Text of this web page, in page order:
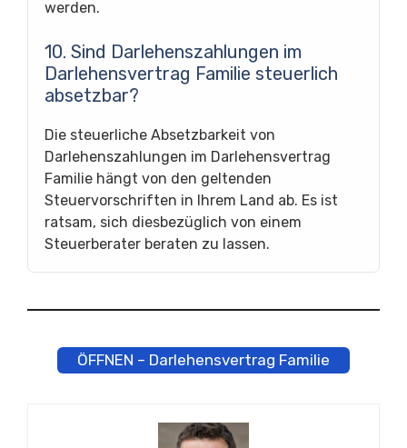
werden.
10. Sind Darlehenszahlungen im
Darlehensvertrag Familie steuerlich
absetzbar?
Die steuerliche Absetzbarkeit von
Darlehenszahlungen im Darlehensvertrag
Familie hängt von den geltenden
Steuervorschriften in Ihrem Land ab. Es ist
ratsam, sich diesbezüglich von einem
Steuerberater beraten zu lassen.
ÖFFNEN – Darlehensvertrag Familie